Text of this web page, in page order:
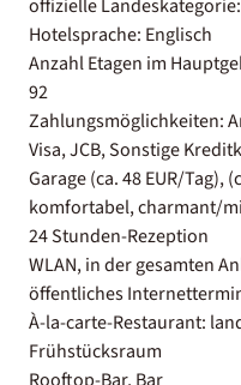
offizielle
Hotelsprache: Englisch
Anzahl Etagen im
92
Zahlungsmöglichkeiten:
Visa, JCB, Sonstige
Garage (ca. 48 EUR/Tag),
komfortabel, charmant/
24 Stunden-Rezeption
WLAN, in der gesamten
öffentliches
À-la-carte-Restaurant:
Frühstücksraum